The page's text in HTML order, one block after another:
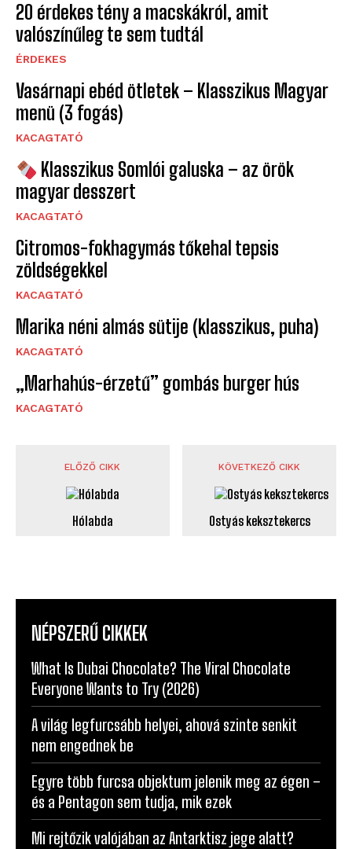
20 érdekes tény a macskákról, amit
valószínűleg te sem tudtál
ÉRDEKES
Vasárnapi ebéd ötletek – Klasszikus Magyar
menü (3 fogás)
KACAGTATÓ
Klasszikus Somlói galuska – az örök
magyar desszert
KACAGTATÓ
Citromos-fokhagymás tőkehal tepsis
zöldségekkel
KACAGTATÓ
Marika néni almás sütije (klasszikus, puha)
KACAGTATÓ
„Marhahús-érzetű” gombás burger hús
KACAGTATÓ
ELŐZŐ CIKK
Hólabda
KÖVETKEZŐ CIKK
Ostyás keksztekercs
NÉPSZERŰ CIKKEK
What Is Dubai Chocolate? The Viral Chocolate
Everyone Wants to Try (2026)
A világ legfurcsább helyei, ahová szinte senkit
nem engednek be
Egyre több furcsa objektum jelenik meg az égen –
és a Pentagon sem tudja, mik ezek
Mi rejtőzik valójában az Antarktisz jege alatt?